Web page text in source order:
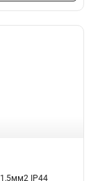
IP44